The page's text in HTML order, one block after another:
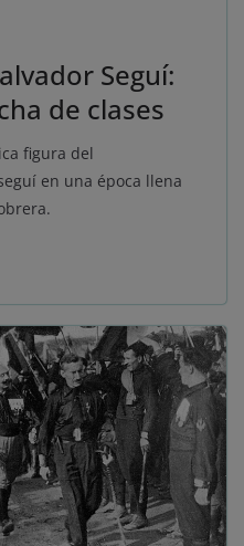
Seguí:
de clases
figura del
en una época llena